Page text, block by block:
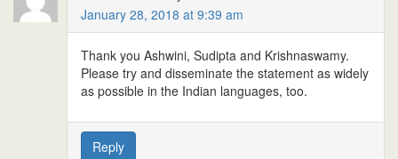
January 28, 2018 at 9:39 am
Thank you Ashwini, Sudipta and Krishnaswamy.
Please try and disseminate the statement as widely
as possible in the Indian languages, too.
Reply